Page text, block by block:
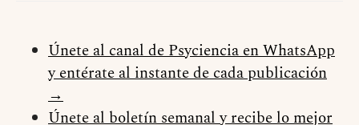
Únete al canal de Psyciencia en WhatsApp
y entérate al instante de cada publicación
→
Únete al boletín semanal y recibe lo mejor